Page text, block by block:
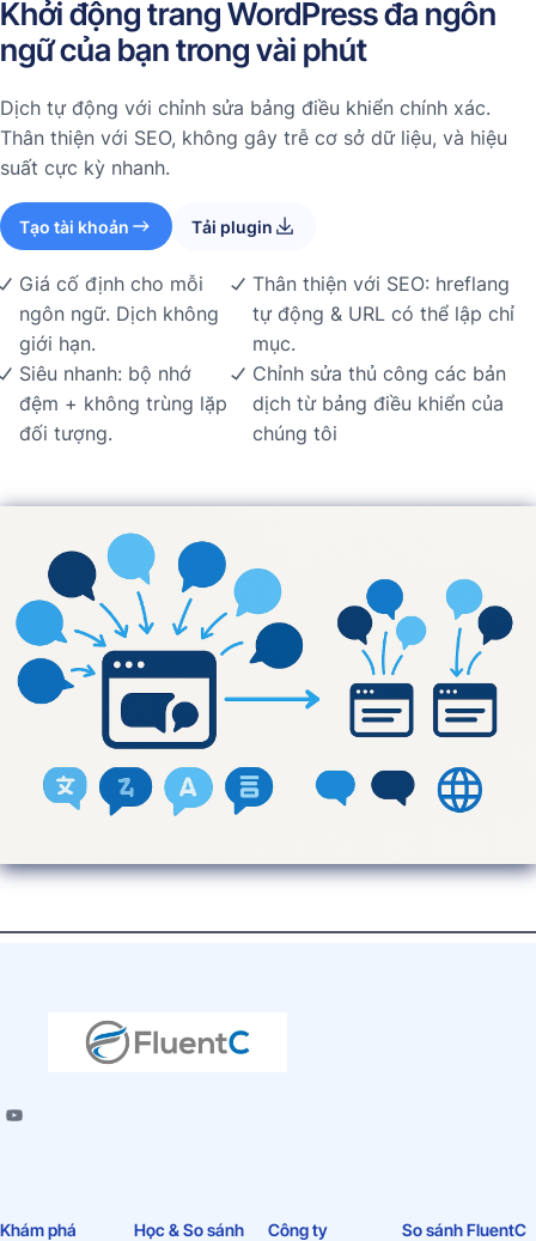
Khởi động trang WordPress đa ngôn
ngữ của bạn trong vài phút
Dịch tự động với chỉnh sửa bảng điều khiển chính xác.
Thân thiện với SEO, không gây trễ cơ sở dữ liệu, và hiệu
suất cực kỳ nhanh.
Tạo tài khoản Tải plugin
Giá cố định cho mỗi
ngôn ngữ. Dịch không
giới hạn.
Siêu nhanh: bộ nhớ
đệm + không trùng lặp
đối tượng.
Thân thiện với SEO: hreflang
tự động & URL có thể lập chỉ
mục.
Chỉnh sửa thủ công các bản
dịch từ bảng điều khiển của
chúng tôi
Khám phá
Học & So sánh Công ty So sánh FluentC